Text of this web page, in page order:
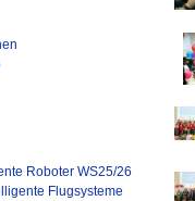
Roboter WS25/26
Flugsysteme